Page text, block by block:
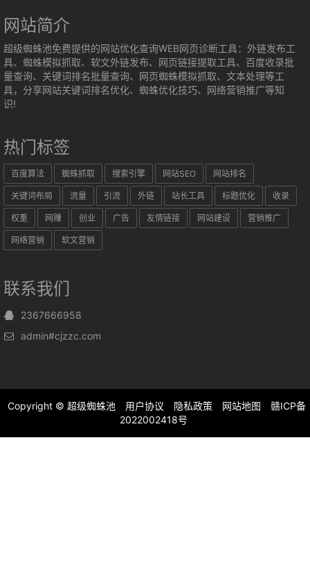
网站简介
超级蜘蛛池免费提供的网站优化查询WEB网页诊断工具：外链发布工
具、蜘蛛模拟抓取、软文外链发布、网页链接提取工具、百度收录批
量查询、关键词排名批量查询、网页蜘蛛模拟抓取、文本处理等工
具，分享网站关键词排名优化、蜘蛛优化技巧、网络营销推广等知
识!
热门标签
百度算法 蜘蛛抓取 搜索引擎 网站SEO 网站排名
关键词布局 流量 引流 外链 站长工具 标题优化 收录
权重 网赚 创业 广告 友情链接 网站建设 营销推广
网络营销 软文营销
联系我们
2367666958
admin#cjzzc.com
Copyright © 超级蜘蛛池 用户协议 隐私政策 网站地图
赣ICP备
2022002418号